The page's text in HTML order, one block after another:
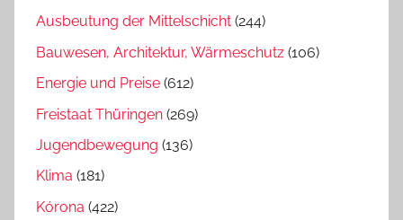
Ausbeutung der Mittelschicht (244)
Bauwesen, Architektur, Wärmeschutz (106)
Energie und Preise (612)
Freistaat Thüringen (269)
Jugendbewegung (136)
Klima (181)
Kórona (422)